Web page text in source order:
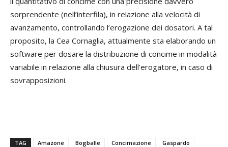
sorprendente (nell’interfila), in relazione alla velocità di
avanzamento, controllando l’erogazione dei dosatori. A tal
proposito, la Cea Cornaglia, attualmente sta elaborando un
software per dosare la distribuzione di concime in modalità
variabile in relazione alla chiusura dell’erogatore, in caso di
sovrapposizioni.
TAG Amazone Bogballe Concimazione
Gaspardo